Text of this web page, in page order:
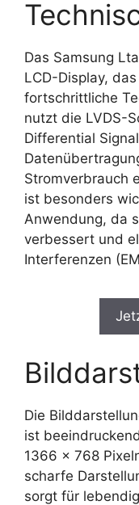
Das Samsung
LCD-Display,
fortschrittliche
nutzt die LVDS-
Differential
Stromverbrauch
ist besonders
Anwendung, da
verbessert und
Interferenzen
Die
ist
1366 x 768
scharfe
sorgt für